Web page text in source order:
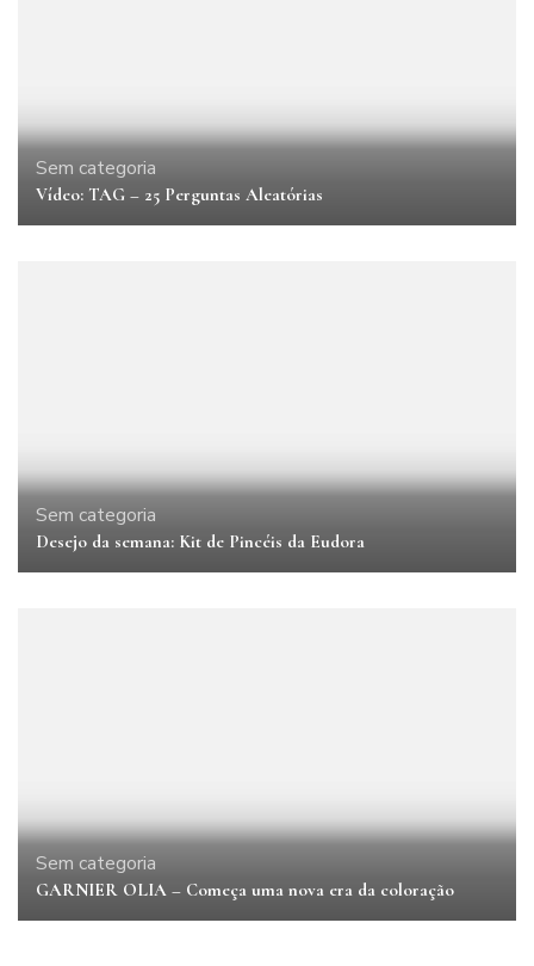
Sem categoria
Vídeo: TAG – 25 Perguntas Aleatórias
Sem categoria
Desejo da semana: Kit de Pincéis da Eudora
Sem categoria
GARNIER OLIA – Começa uma nova era da coloração